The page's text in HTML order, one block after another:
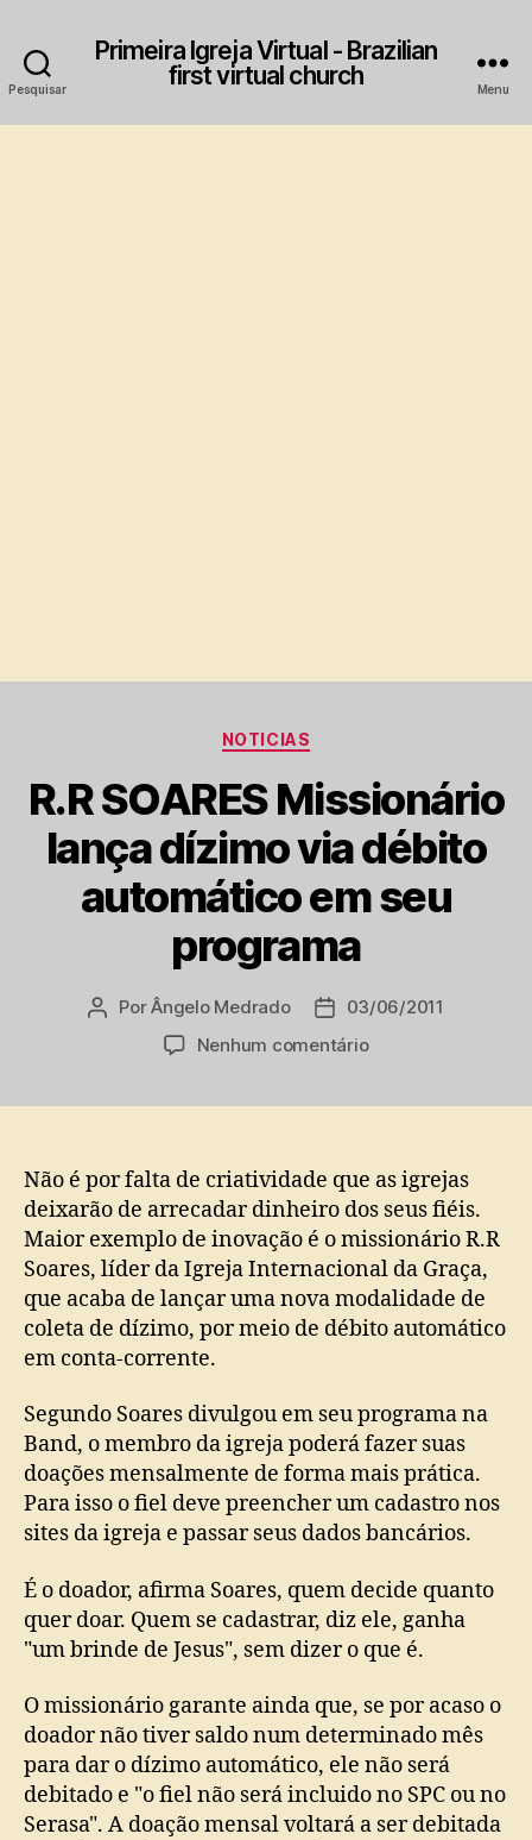
Pesquisar
Primeira Igreja Virtual - Brazilian
first virtual church
Menu
Categorias
NOTICIAS
R.R SOARES Missionário
lança dízimo via débito
automático em seu
programa
Autor
PorÂngelo Medrado
Data
de
03/06/2011
Nenhum comentárioem
dízimo
via
débito
automático
em
seu
programa
Não é por falta de criatividade que as igrejas
deixarão de arrecadar dinheiro dos seus fiéis.
Maior exemplo de inovação é o missionário R.R
Soares, líder da Igreja Internacional da Graça,
que acaba de lançar uma nova modalidade de
coleta de dízimo, por meio de débito automático
em conta-corrente.
Segundo Soares divulgou em seu programa na
Band, o membro da igreja poderá fazer suas
doações mensalmente de forma mais prática.
Para isso o fiel deve preencher um cadastro nos
sites da igreja e passar seus dados bancários.
É o doador, afirma Soares, quem decide quanto
quer doar. Quem se cadastrar, diz ele, ganha
"um brinde de Jesus", sem dizer o que é.
O missionário garante ainda que, se por acaso o
doador não tiver saldo num determinado mês
para dar o dízimo automático, ele não será
debitado e "o fiel não será incluido no SPC ou no
Serasa". A doação mensal voltará a ser debitada